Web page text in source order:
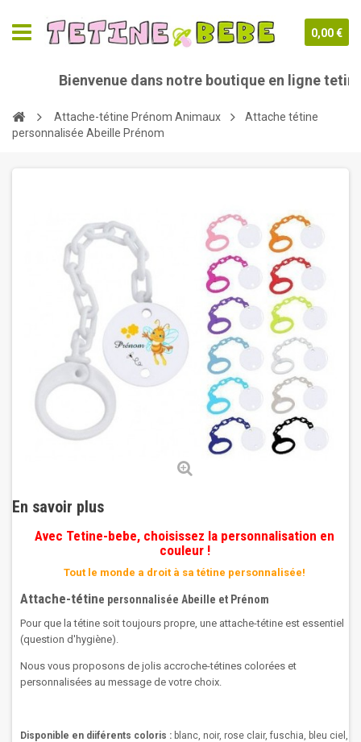
0,00 €
Bienvenue dans notre boutique en ligne tetine-
Attache-tétine Prénom Animaux
Attache tétine
personnalisée Abeille Prénom
En savoir plus
Avec Tetine-bebe, choisissez la personnalisation en
couleur !
Tout le monde a droit à sa tétine personnalisée!
Attache-tétine personnalisée Abeille et Prénom
Pour que la tétine soit toujours propre, une attache-tétine est essentiel
(question d'hygiène).
Nous vous proposons de jolis accroche-tétines colorées et
personnalisées au message de votre choix.
Disponible en diiférents coloris : blanc, noir, rose clair, fuschia, bleu ciel,